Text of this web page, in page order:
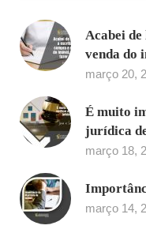
Acabei
venda do
março 20,
É muito
jurídica
março 18,
março 14,